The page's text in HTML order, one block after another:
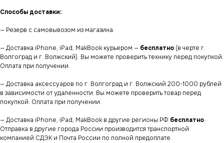
Способы доставки:
— Резерв с самовывозом из магазина.
— Доставка iPhone, iPad, MakBook курьером — бесплатно (в черте г.
Волгоград и г. Волжский). Вы можете проверить технику перед покупкой.
Оплата при получении.
— Доставка аксессуаров по г. Волгоград и г. Волжский 200-1000 рублей
в зависимости от удаленности. Вы можете проверить товар перед
покупкой. Оплата при получении.
— Доставка iPhone, iPad, MakBook в другие регионы РФ бесплатно.
Отправка в другие города России производится транспортной
компанией СДЭК и Почта России по полной предоплате.